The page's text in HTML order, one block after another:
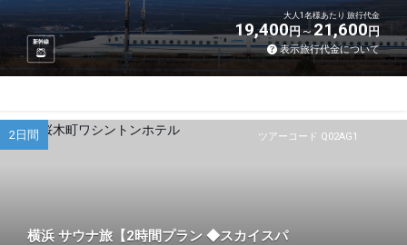
新幹線
大人1名様あたり 旅行代金
19,400円 21,600円
表示旅行代金について
ツアーコード Q02AG1
2日間
横浜 サウナ旅【2時間プラン ◆スカイスパ